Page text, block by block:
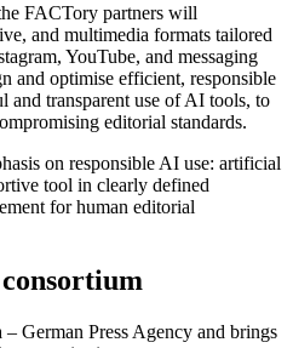
FACTory partners will
and multimedia formats tailored
YouTube, and messaging
and optimise efficient, responsible
transparent use of AI tools, to
editorial standards.
on responsible AI use: artificial
tool in clearly defined
for human editorial
German Press Agency and brings